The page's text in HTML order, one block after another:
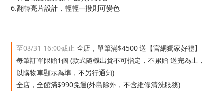
6.翻轉亮片設計，輕輕一撥則可變色
至08/31 16:00截止 全店，單筆滿$4500 送【官網獨家好禮】
每筆訂單限贈1個 (款式隨機出貨不可指定，不累贈 送完為止，
以購物車顯示為準，不另行通知)
全店，全館滿$990免運(外島除外，不含維修清洗服務)